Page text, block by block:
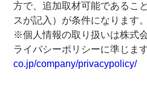
方で、追加取材可能であるこ
スが記入）が条件になります。
※個人情報の取り扱いは株式
ライバシーポリシーに準じます
co.jp/company/privacypolicy/